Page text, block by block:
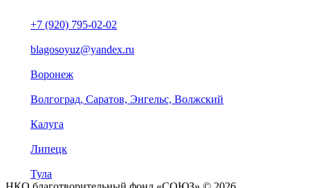
+7 (920) 795-02-02
blagosoyuz@yandex.ru
Воронеж
Волгоград, Саратов, Энгельс, Волжский
Калуга
Липецк
Тула